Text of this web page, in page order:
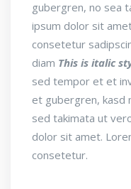
gubergren, no sea
ipsum dolor sit
consetetur
diam This is italic
sed tempor et et
et gubergren, kasd
sed takimata ut
dolor sit amet.
consetetur.